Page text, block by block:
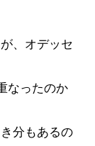
、オデッセ
なったのか
分もあるの